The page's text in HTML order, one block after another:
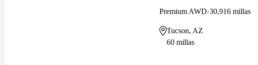
Premium AWD 30,916 millas
Tucson, AZ
60 millas